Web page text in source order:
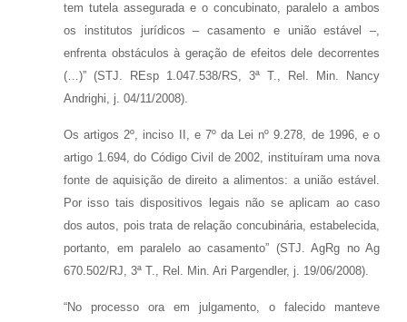
tem tutela assegurada e o concubinato, paralelo a ambos
os institutos jurídicos – casamento e união estável –,
enfrenta obstáculos à geração de efeitos dele decorrentes
(…)” (STJ. REsp 1.047.538/RS, 3ª T., Rel. Min. Nancy
Andrighi, j. 04/11/2008).
Os artigos 2º, inciso II, e 7º da Lei nº 9.278, de 1996, e o
artigo 1.694, do Código Civil de 2002, instituíram uma nova
fonte de aquisição de direito a alimentos: a união estável.
Por isso tais dispositivos legais não se aplicam ao caso
dos autos, pois trata de relação concubinária, estabelecida,
portanto, em paralelo ao casamento” (STJ. AgRg no Ag
670.502/RJ, 3ª T., Rel. Min. Ari Pargendler, j. 19/06/2008).
“No processo ora em julgamento, o falecido manteve